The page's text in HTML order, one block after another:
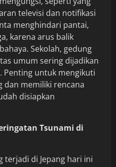
televisi dan notifikasi
menghindari pantai,
karena arus balik
Sekolah, gedung
umum sering dijadikan
Penting untuk mengikuti
dan memiliki rencana
disiapkan
Tsunami di
terjadi di Jepang hari ini